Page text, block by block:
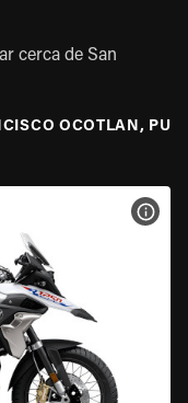
cerca de San
OCOTLAN,
VER